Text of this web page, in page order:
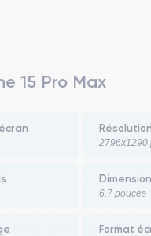
15 Pro Max
2796x1290
6,7 pouces
Format